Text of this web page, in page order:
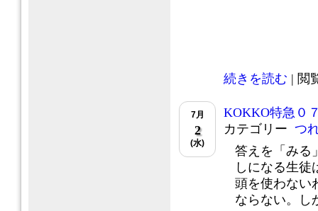
続きを読む | 閲
7月
2
(水)
KOKKO特急０
カテゴリー つ
答えを「みる
しになる生徒
頭を使わない
ならない。し